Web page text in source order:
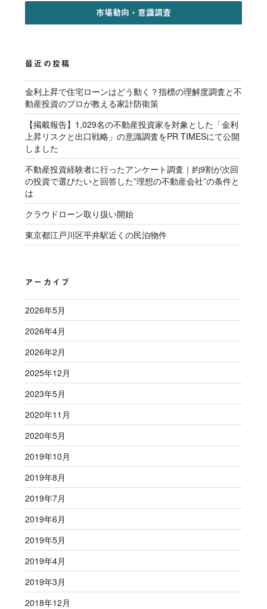
市場動向・意識調査
最近の投稿
金利上昇で住宅ローンはどう動く？指標の理解度調査と不
動産投資のプロが教える家計防衛策
【掲載報告】1,029名の不動産投資家を対象とした「金利
上昇リスクと出口戦略」の意識調査をPR TIMESにて公開
しました
不動産投資経験者に行ったアンケート調査｜約9割が次回
の投資で選びたいと回答した”理想の不動産会社”の条件と
は
クラウドローン取り扱い開始
東京都江戸川区平井駅近くの民泊物件
アーカイブ
2026年5月
2026年4月
2026年2月
2025年12月
2023年5月
2020年11月
2020年5月
2019年10月
2019年8月
2019年7月
2019年6月
2019年5月
2019年4月
2019年3月
2018年12月